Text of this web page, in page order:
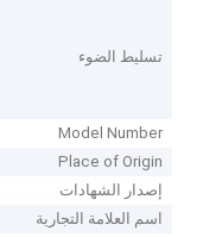
تسليط الضوء
Model Number
Place of Origin
إصدار الشهادات
اسم العلامة التجارية